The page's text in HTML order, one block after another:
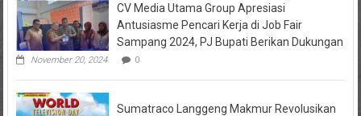
Kediri
Jadi
Tersangka
Penipuan
Kuasa
Korban
CV Media Utama Group Apresiasi
Antusiasme Pencari Kerja di Job Fair
Sampang 2024, PJ Bupati Berikan Dukungan
November 20, 2024 0
Sumatraco Langgeng Makmur Revolusikan